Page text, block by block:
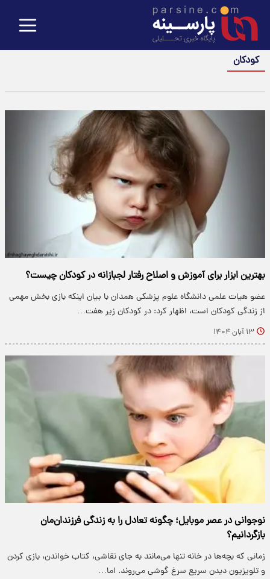
کودکان
بهترین ابزار برای آموزش و اصلاح رفتار لجبازانه در کودکان چیست؟
عضو هیات علمی دانشگاه علوم پزشکی همدان با بیان اینکه بازی بخش مهمی
از زندگی کودکان است، اظهار کرد: در کودکان زیر هفت…
۱۳ آبان ۱۴۰۴
نوجوانی در عصر موبایل؛ چگونه تعادل را به زندگی فرزندان‌مان
بازگردانیم؟
زمانی که بچه‌ها در خانه تنها می‌مانند به جای نقاشی، کتاب خواندن، بازی کردن
و تلویزیون دیدن سریع سرغ گوشی می‌روند. اما…